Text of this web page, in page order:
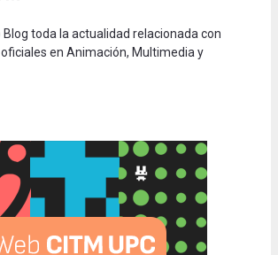
toda la actualidad relacionada con
en Animación, Multimedia y